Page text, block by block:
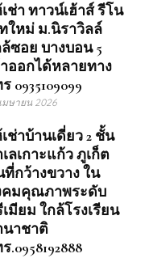
ช่า ทาวน์เฮ้าส์ รีโน
ใหม่ ม.นิราวิลล์
ซอย บางบอน 5
ออกได้หลายทาง
0935109099
มษายน 2026
ช่าบ้านเดี่ยว 2 ชั้น
ลเกาะแก้ว ภูเก็ต
กว้างขวาง ใน
คมคุณภาพระดับ
มียม ใกล้โรงเรียน
นาชาติ
.0958192888